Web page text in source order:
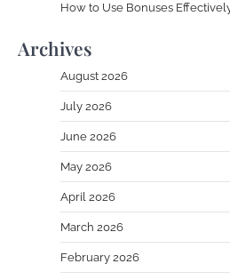
How to Use Bonuses
Archives
August 2026
July 2026
June 2026
May 2026
April 2026
March 2026
February 2026